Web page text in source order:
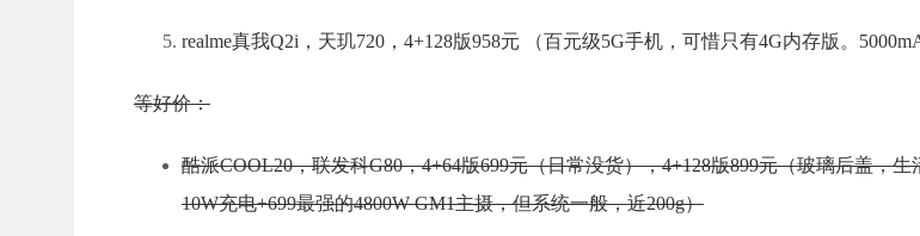
realme真我Q2i，天玑720，4+128版958元 （百元级5G手机，可惜只有4G内存版。
等好价：
酷派COOL20，联发科G80，4+64版699元（日常没货），4+128版899元（玻璃后盖，生
10W充电+699最强的4800W GM1主摄，但系统一般，近200g）